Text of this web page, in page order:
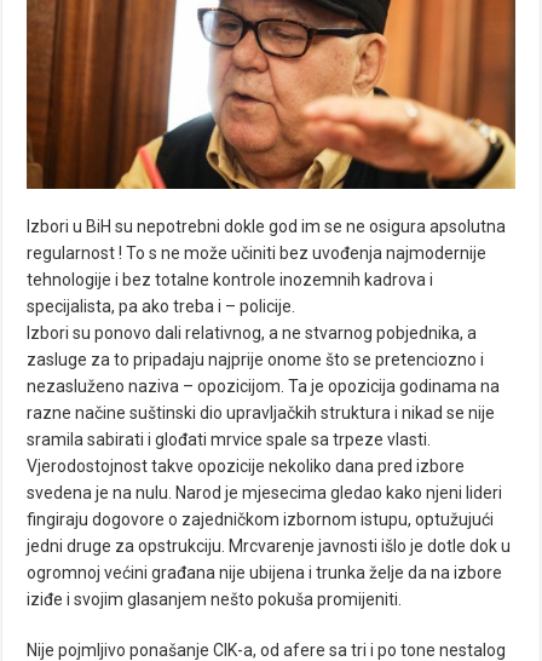
Izbori u BiH su nepotrebni dokle god im se ne osigura apsolutna
regularnost ! To s ne može učiniti bez uvođenja najmodernije
tehnologije i bez totalne kontrole inozemnih kadrova i
specijalista, pa ako treba i – policije.
Izbori su ponovo dali relativnog, a ne stvarnog pobjednika, a
zasluge za to pripadaju najprije onome što se pretenciozno i
nezasluženo naziva – opozicijom. Ta je opozicija godinama na
razne načine suštinskidio upravljačkih struktura i nikad se nije
sramila sabirati i glođati mrvice spale sa trpeze vlasti.
Vjerodostojnost takve opozicije nekoliko dana pred izbore
svedena je na nulu. Narod je mjesecima gledao kako njeni lideri
fingiraju dogovore o zajedničkom izbornom istupu, optužujući
jedni druge za opstrukciju. Mrcvarenje javnosti išlo je dotle dok u
ogromnoj većini građana nije ubijena i trunka želje da na izbore
iziđe i svojim glasanjem nešto pokuša promijeniti.
Nije pojmljivo ponašanje CIK-a, od afere sa tri i po tone nestalog